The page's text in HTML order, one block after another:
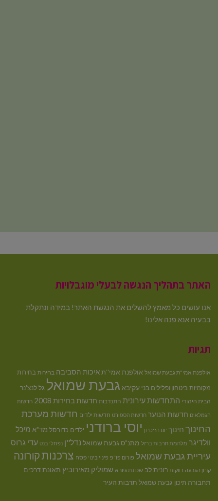
האתר בתהליך הנגשה לבעלי מוגבלויות
אנו עושים כל מאמץ להשלים את הנגשת האתר! במידה ונתקלת
בבעיה אנא פנה אלינו!
תגיות
אולפנת אמי"ת גבעת שמואל אולפנת אמי''תאיכות הסביבה בחירות בחירות
מקומיות ביטחון ופלילים בני עקיבא גבעת שמואל גל לנצ'נר
הבית היהודי התחדשות עירונית התנדבות חדשות בחירות 2008 חדשות
הגמלאים חדשות הנוער חדשות הספורט חדשות ילדים חדשות מערכת
החינוך חינוך יום הזיכרון יוסי ברודני ילדים כדורסל מד"א מיכל
וולדיגר מלחמת חרבות ברזל מתנ"ס גבעת שמואל נדל''ן נפתלי בנט עדי גרוס
עיריית גבעת שמואל פורום פו"פ פינוי בינוי פסח צרכנותקורונה
קניון הגבעה רווקות רונית לב שכונת גיורא שמוליק מאירוביץ תאונת דרכים
תחבורה תיכון גבעת שמואל תרבות העיר